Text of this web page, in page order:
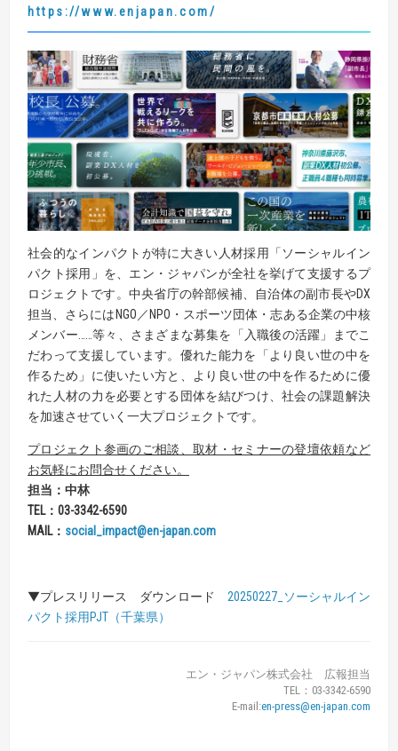
https://www.enjapan.com/
社会的なインパクトが特に大きい人材採用「ソーシャルイン
パクト採用」を、エン・ジャパンが全社を挙げて支援するプ
ロジェクトです。中央省庁の幹部候補、自治体の副市長やDX
担当、さらにはNGO／NPO・スポーツ団体・志ある企業の中核
メンバー……等々、さまざまな募集を「入職後の活躍」までこ
だわって支援しています。優れた能力を「より良い世の中を
作るため」に使いたい方と、より良い世の中を作るために優
れた人材の力を必要とする団体を結びつけ、社会の課題解決
を加速させていく一大プロジェクトです。
プロジェクト参画のご相談、取材・セミナーの登壇依頼など
お気軽にお問合せください。
担当：中林
TEL： 03-3342-6590
MAIL： social_impact@en-japan.com
▼プレスリリース ダウンロード 20250227_ソーシャルイン
パクト採用PJT（千葉県）
エン・ジャパン株式会社 広報担当
TEL：03-3342-6590
E-mail:en-press@en-japan.com